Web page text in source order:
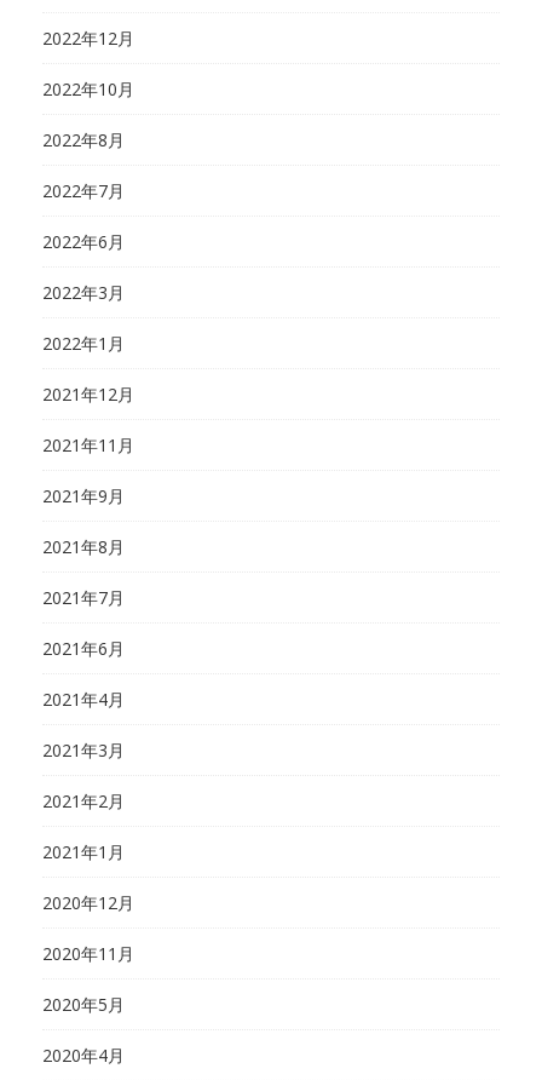
2022年12月
2022年10月
2022年8月
2022年7月
2022年6月
2022年3月
2022年1月
2021年12月
2021年11月
2021年9月
2021年8月
2021年7月
2021年6月
2021年4月
2021年3月
2021年2月
2021年1月
2020年12月
2020年11月
2020年5月
2020年4月